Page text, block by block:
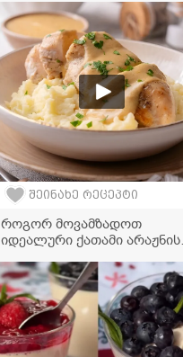
რეცეპტი!" - მკითხველის
ვიდეორეცეპტი
შეინახე რეცეპტი
როგორ მოვამზადოთ
იდეალური ქათამი არაჟნის
ერთად - ძალიან გემრიელი
და მარტივი რეცეპტი